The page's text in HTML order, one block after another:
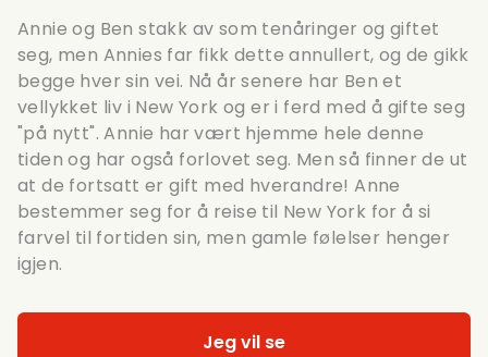
Annie og Ben stakk av som tenåringer og giftet
seg, men Annies far fikk dette annullert, og de gikk
begge hver sin vei. Nå år senere har Ben et
vellykket liv i New York og er i ferd med å gifte seg
"på nytt". Annie har vært hjemme hele denne
tiden og har også forlovet seg. Men så finner de ut
at de fortsatt er gift med hverandre! Anne
bestemmer seg for å reise til New York for å si
farvel til fortiden sin, men gamle følelser henger
igjen.
Jeg vil se